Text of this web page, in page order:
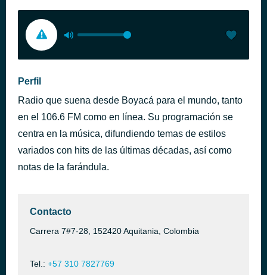
Perfil
Radio que suena desde Boyacá para el mundo, tanto
en el 106.6 FM como en línea. Su programación se
centra en la música, difundiendo temas de estilos
variados con hits de las últimas décadas, así como
notas de la farándula.
Contacto
Carrera 7#7-28, 152420 Aquitania, Colombia
Tel.: +57 310 7827769